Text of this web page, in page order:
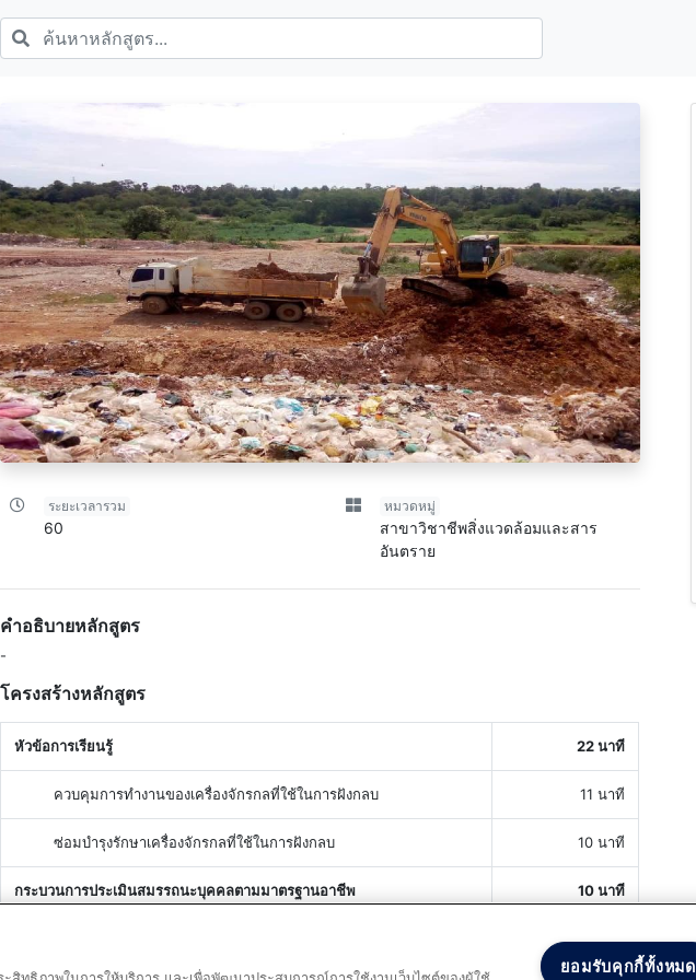
ระยะเวลารวม
60
หมวดหมู่
สาขาวิชาชีพสิ่งแวดล้อมและสาร
อันตราย
คำอธิบายหลักสูตร
-
โครงสร้างหลักสูตร
หัวข้อการเรียนรู้ 22 นาที
ควบคุมการทำงานของเครื่องจักรกลที่ใช้ในการฝังกลบ 11 นาที
ซ่อมบำรุงรักษาเครื่องจักรกลที่ใช้ในการฝังกลบ 10 นาที
กระบวนการประเมินสมรรถนะบุคคลตามมาตรฐานอาชีพ 10 นาที
10 นาที
ยอมรับคุกกี้ทั้งหมด